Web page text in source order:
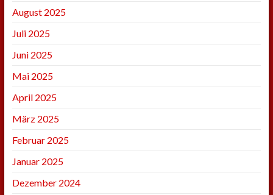
August 2025
Juli 2025
Juni 2025
Mai 2025
April 2025
März 2025
Februar 2025
Januar 2025
Dezember 2024